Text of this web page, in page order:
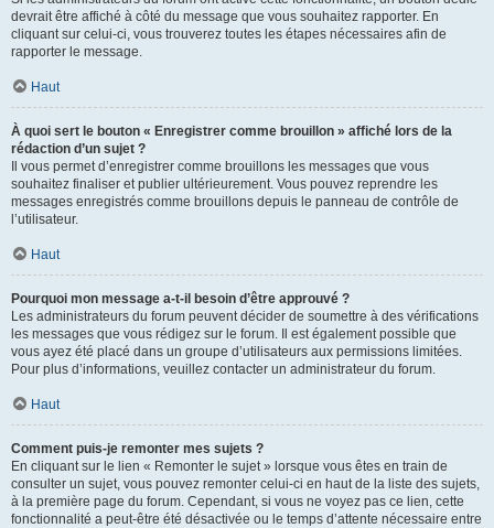
devrait être affiché à côté du message que vous souhaitez rapporter. En
cliquant sur celui-ci, vous trouverez toutes les étapes nécessaires afin de
rapporter le message.
Haut
À quoi sert le bouton « Enregistrer comme brouillon » affiché lors de la
rédaction d’un sujet ?
Il vous permet d’enregistrer comme brouillons les messages que vous
souhaitez finaliser et publier ultérieurement. Vous pouvez reprendre les
messages enregistrés comme brouillons depuis le panneau de contrôle de
l’utilisateur.
Haut
Pourquoi mon message a-t-il besoin d’être approuvé ?
Les administrateurs du forum peuvent décider de soumettre à des vérifications
les messages que vous rédigez sur le forum. Il est également possible que
vous ayez été placé dans un groupe d’utilisateurs aux permissions limitées.
Pour plus d’informations, veuillez contacter un administrateur du forum.
Haut
Comment puis-je remonter mes sujets ?
En cliquant sur le lien « Remonter le sujet » lorsque vous êtes en train de
consulter un sujet, vous pouvez remonter celui-ci en haut de la liste des sujets,
à la première page du forum. Cependant, si vous ne voyez pas ce lien, cette
fonctionnalité a peut-être été désactivée ou le temps d’attente nécessaire entre